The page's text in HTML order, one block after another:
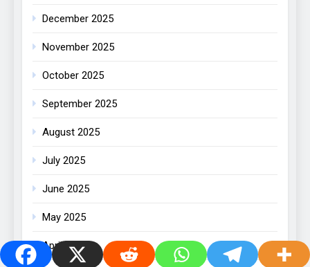
December 2025
November 2025
October 2025
September 2025
August 2025
July 2025
June 2025
May 2025
April 2025